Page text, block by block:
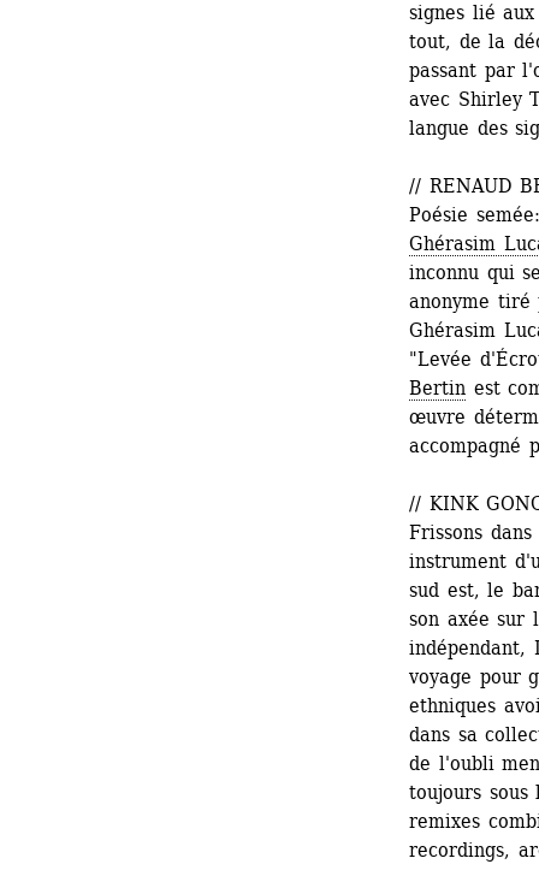
signes lié
tout, de la
passant par
avec Shirley
langue des
// RENAUD
Poésie
Ghérasim
inconnu qui
anonyme tiré
Ghérasim
"Levée
Bertin est
œuvre
accompagné
// KINK
Frissons
instrument
sud est, le
son axée sur
indépendant,
voyage pour
ethniques
dans sa
de l'oubli
toujours
remixes
recordings,